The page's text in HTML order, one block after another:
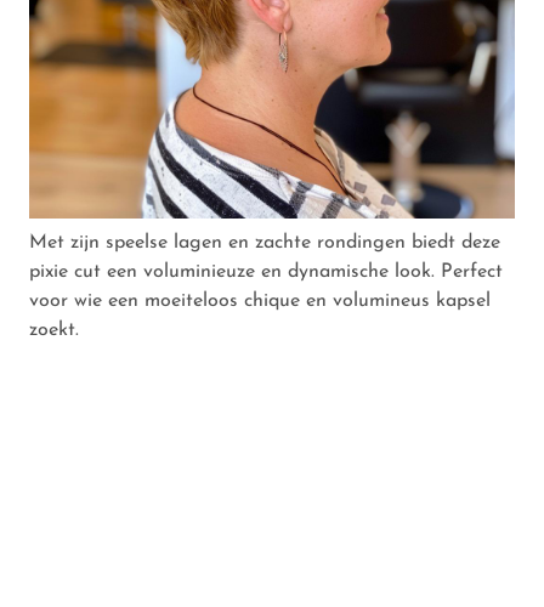
Met zijn speelse lagen en zachte rondingen biedt deze
pixie cut een voluminieuze en dynamische look. Perfect
voor wie een moeiteloos chique en volumineus kapsel
zoekt.